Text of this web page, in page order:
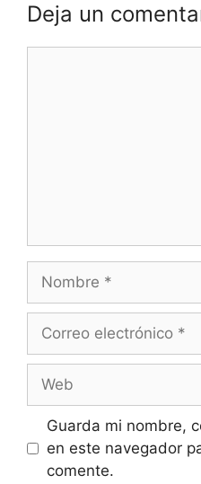
Deja un
Nombre
Correo
Web
Guarda mi nombre,
en este navegador
comente.